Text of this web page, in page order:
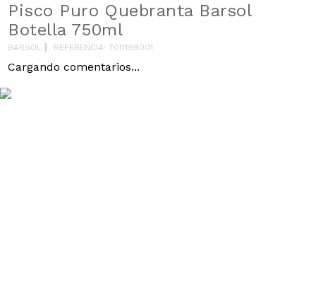
Pisco Puro Quebranta Barsol
Botella 750ml
BARSOL REFERENCIA:700199001
Cargando comentarios...